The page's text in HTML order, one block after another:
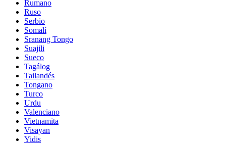
Rumano
Ruso
Serbio
Somalí
Sranang Tongo
Suajili
Sueco
Tagálog
Tailandés
Tongano
Turco
Urdu
Valenciano
Vietnamita
Visayan
Yidis